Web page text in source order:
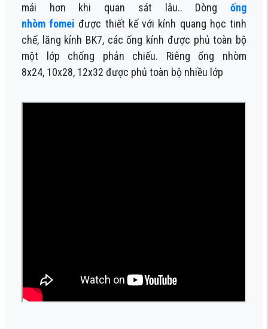
mái hơn khi quan sát lâu.. Dòngống
nhòm fomei được thiết kế với kính quang học tinh
chế, lăng kính BK7, các ống kính được phủ toàn bộ
một lớp chống phản chiếu. Riêng ống nhòm
8x24, 10x28, 12x32 được phủ toàn bộ nhiều lớp